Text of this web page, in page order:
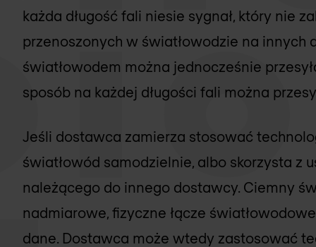
każda długość fali niesie sygnał, który nie
przenoszonych w światłowodzie na innych
światłowodem można jednocześnie
sposób na każdej długości fali można
Jeśli dostawca zamierza stosować
światłowód samodzielnie, albo skorzysta z
należącego do innego dostawcy. Ciemny
nadmiarowe, fizyczne łącze
dane. Dostawca może wtedy zastosować